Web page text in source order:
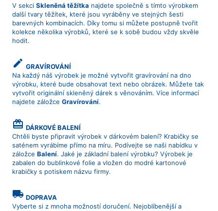
V sekci Skleněná těžítka najdete společně s tímto výrobkem
další tvary těžítek, které jsou vyráběny ve stejných šesti
barevných kombinacích. Díky tomu si můžete postupně tvořit
kolekce několika výrobků, které se k sobě budou vždy skvěle
hodit.
create GRAVÍROVÁNÍ
Na každý náš výrobek je možné vytvořit gravírování na dno
výrobku, které bude obsahovat text nebo obrázek. Můžete tak
vytvořit originální skleněný dárek s věnováním. Více informací
najdete záložce Gravírování.
card_giftcard DÁRKOVÉ BALENÍ
Chtěli byste připravit výrobek v dárkovém balení? Krabičky se
saténem vyrábíme přímo na míru. Podívejte se naši nabídku v
záložce Balení. Jaké je základní balení výrobku? Výrobek je
zabalen do bublinkové folie a vložen do modré kartonové
krabičky s potiskem názvu firmy.
local_shipping DOPRAVA
Vyberte si z mnoha možností doručení. Nejoblíbenější a